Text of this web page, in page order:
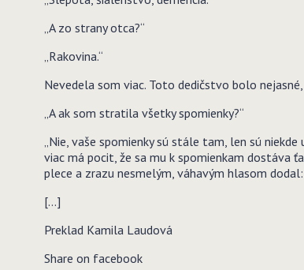
„A zo strany otca?“
„Rakovina.“
Nevedela som viac. Toto dedičstvo bolo
„A ak som stratila všetky spomienky?“
„Nie, vaše spomienky sú stále tam, len sú
viac má pocit, že sa mu k spomienkam dostáva
plece a zrazu nesmelým, váhavým hlasom
[…]
Preklad Kamila Laudová
Share on facebook